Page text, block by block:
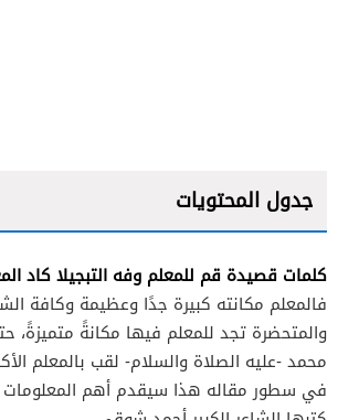
جدول المحتويات
كلمات قصيدة قم للمعلم وفه التبجيلا كاد
فالمعلم مكانته كبيرة جدًا وعظيمة وكافة
والمتحضرة تجد للمعلم فيها مكانةً متميزةً،
محمد -عليه الصلاة والسلام- لقب بالمعلم
في سطور مقاله هذا سيقدم أهم المعلومات